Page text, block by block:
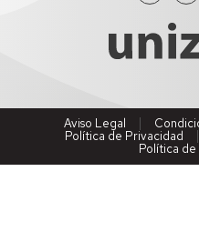
Aviso Legal
Política de Privacidad
Política